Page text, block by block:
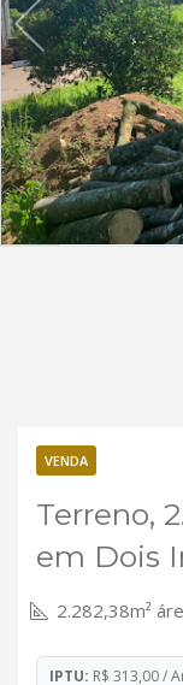
Contato
VENDA
Terreno,
em Dois
2.282,38m²
IPTU: R$ 313,00 /